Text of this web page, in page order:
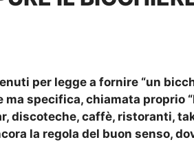
per legge a fornire “un
specifica, chiamata proprio
caffè, ristoranti,
la regola del buon senso,